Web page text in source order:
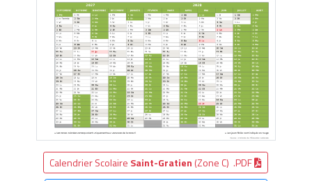
Calendrier Scolaire Saint-Gratien (Zone C) .PDF